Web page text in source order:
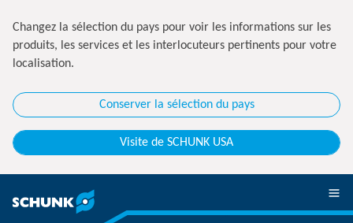
Changez la sélection du pays pour voir les informations sur les
produits, les services et les interlocuteurs pertinents pour votre
localisation.
Conserver la sélection du pays
Visite de SCHUNK USA